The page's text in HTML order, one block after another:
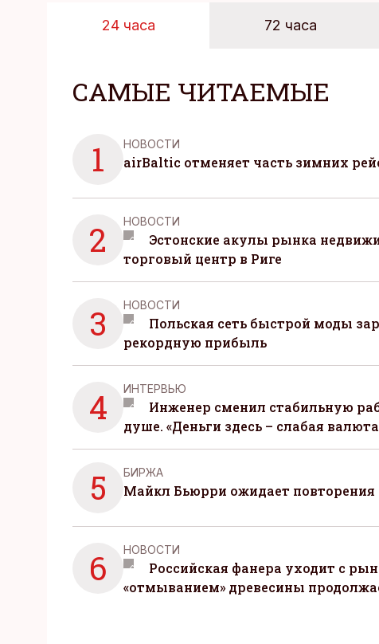
24 часа 72 часа
САМЫЕ ЧИТАЕМЫЕ
1 НОВОСТИ
airBaltic отменяет часть зимних
2 НОВОСТИ
Эстонские акулы рынка
торговый центр в Риге
3 НОВОСТИ
Польская сеть быстрой моды
рекордную прибыль
4 ИНТЕРВЬЮ
Инженер сменил стабильную
душе. «Деньги здесь – слабая
5 БИРЖА
Майкл Бьюрри ожидает повторения
6 НОВОСТИ
Российская фанера уходит с
«отмыванием» древесины